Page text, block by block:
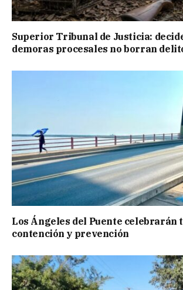
Superior Tribunal de Justicia:
demoras procesales no borran
Los Ángeles del Puente celebrarán
contención y prevención